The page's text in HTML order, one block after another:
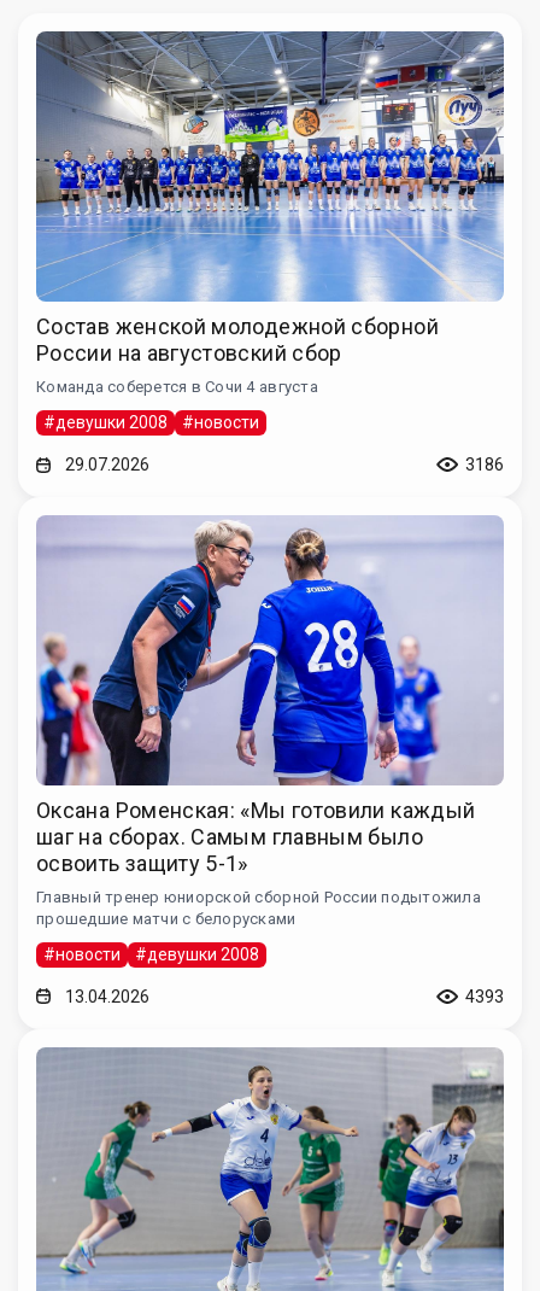
Состав женской молодежной сборной
России на августовский сбор
Команда соберется в Сочи 4 августа
#девушки 2008 #новости
29.07.2026 3186
Оксана Роменская: «Мы готовили каждый
шаг на сборах. Самым главным было
освоить защиту 5-1»
Главный тренер юниорской сборной России подытожила
прошедшие матчи с белорусками
#новости #девушки 2008
13.04.2026 4393